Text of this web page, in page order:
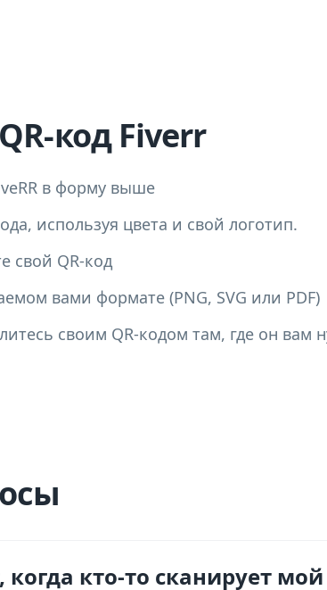
код Fiverr
в форму выше
используя цвета и свой логотип.
свой QR-код
вами формате (PNG, SVG или PDF)
своим QR-кодом там, где он вам
кто-то сканирует